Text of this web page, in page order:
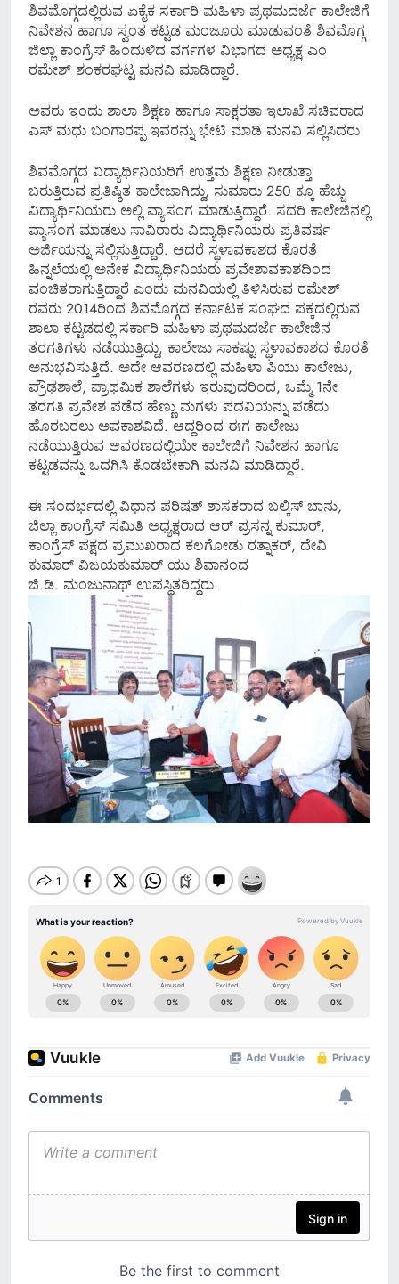
ಶಿವಮೊಗ್ಗದಲ್ಲಿರುವ ಏಕೈಕ ಸರ್ಕಾರಿ ಮಹಿಳಾ ಪ್ರಥಮದರ್ಜೆ ಕಾಲೇಜಿಗೆ
ನಿವೇಶನ ಹಾಗೂ ಸ್ವಂತ ಕಟ್ಟಡ ಮಂಜೂರು ಮಾಡುವಂತೆ ಶಿವಮೊಗ್ಗ
ಜಿಲ್ಲಾ ಕಾಂಗ್ರೆಸ್ ಹಿಂದುಳಿದ ವರ್ಗಗಳ ವಿಭಾಗದ ಅಧ್ಯಕ್ಷ ಎಂ
ರಮೇಶ್ ಶಂಕರಘಟ್ಟ ಮನವಿ ಮಾಡಿದ್ದಾರೆ.
ಅವರು ಇಂದು ಶಾಲಾ ಶಿಕ್ಷಣ ಹಾಗೂ ಸಾಕ್ಷರತಾ ಇಲಾಖೆ ಸಚಿವರಾದ
ಎಸ್ ಮಧು ಬಂಗಾರಪ್ಪ ಇವರನ್ನು ಭೇಟಿ ಮಾಡಿ ಮನವಿ ಸಲ್ಲಿಸಿದರು
ಶಿವಮೊಗ್ಗದ ವಿದ್ಯಾರ್ಥಿನಿಯರಿಗೆ ಉತ್ತಮ ಶಿಕ್ಷಣ ನೀಡುತ್ತಾ
ಬರುತ್ತಿರುವ ಪ್ರತಿಷ್ಠಿತ ಕಾಲೇಜಾಗಿದ್ದು, ಸುಮಾರು 250 ಕ್ಕೂ ಹೆಚ್ಚು
ವಿದ್ಯಾರ್ಥಿನಿಯರು ಅಲ್ಲಿ ವ್ಯಾಸಂಗ ಮಾಡುತ್ತಿದ್ದಾರೆ. ಸದರಿ ಕಾಲೇಜಿನಲ್ಲಿ
ವ್ಯಾಸಂಗ ಮಾಡಲು ಸಾವಿರಾರು ವಿದ್ಯಾರ್ಥಿನಿಯರು ಪ್ರತಿವರ್ಷ
ಅರ್ಜಿಯನ್ನು ಸಲ್ಲಿಸುತ್ತಿದ್ದಾರೆ. ಆದರೆ ಸ್ಥಳಾವಕಾಶದ ಕೊರತೆ
ಹಿನ್ನಲೆಯಲ್ಲಿ ಅನೇಕ ವಿದ್ಯಾರ್ಥಿನಿಯರು ಪ್ರವೇಶಾವಕಾಶದಿಂದ
ವಂಚಿತರಾಗುತ್ತಿದ್ದಾರೆ ಎಂದು ಮನವಿಯಲ್ಲಿ ತಿಳಿಸಿರುವ ರಮೇಶ್
ರವರು 2014ರಿಂದ ಶಿವಮೊಗ್ಗದ ಕರ್ನಾಟಕ ಸಂಘದ ಪಕ್ಕದಲ್ಲಿರುವ
ಶಾಲಾ ಕಟ್ಟಡದಲ್ಲಿ ಸರ್ಕಾರಿ ಮಹಿಳಾ ಪ್ರಥಮದರ್ಜೆ ಕಾಲೇಜಿನ
ತರಗತಿಗಳು ನಡೆಯುತ್ತಿದ್ದು, ಕಾಲೇಜು ಸಾಕಷ್ಟು ಸ್ಥಳಾವಕಾಶದ ಕೊರತೆ
ಅನುಭವಿಸುತ್ತಿದೆ. ಅದೇ ಆವರಣದಲ್ಲಿ ಮಹಿಳಾ ಪಿಯು ಕಾಲೇಜು,
ಪ್ರೌಢಶಾಲೆ, ಪ್ರಾಥಮಿಕ ಶಾಲೆಗಳು ಇರುವುದರಿಂದ, ಒಮ್ಮೆ 1ನೇ
ತರಗತಿ ಪ್ರವೇಶ ಪಡೆದ ಹೆಣ್ಣು ಮಗಳು ಪದವಿಯನ್ನು ಪಡೆದು
ಹೊರಬರಲು ಅವಕಾಶವಿದೆ. ಆದ್ದರಿಂದ ಈಗ ಕಾಲೇಜು
ನಡೆಯುತ್ತಿರುವ ಆವರಣದಲ್ಲಿಯೇ ಕಾಲೇಜಿಗೆ ನಿವೇಶನ ಹಾಗೂ
ಕಟ್ಟಡವನ್ನು ಒದಗಿಸಿ ಕೊಡಬೇಕಾಗಿ ಮನವಿ ಮಾಡಿದ್ದಾರೆ.
ಈ ಸಂದರ್ಭದಲ್ಲಿ ವಿಧಾನ ಪರಿಷತ್ ಶಾಸಕರಾದ ಬಲ್ಕಿಸ್ ಬಾನು,
ಜಿಲ್ಲಾ ಕಾಂಗ್ರೆಸ್ ಸಮಿತಿ ಅಧ್ಯಕ್ಷರಾದ ಆರ್ ಪ್ರಸನ್ನ ಕುಮಾರ್,
ಕಾಂಗ್ರೆಸ್ ಪಕ್ಷದ ಪ್ರಮುಖರಾದ ಕಲಗೋಡು ರತ್ನಾಕರ್, ದೇವಿ
ಕುಮಾರ್ ವಿಜಯಕುಮಾರ್ ಯು ಶಿವಾನಂದ
ಜಿ.ಡಿ. ಮಂಜುನಾಥ್ ಉಪಸ್ಥಿತರಿದ್ದರು.